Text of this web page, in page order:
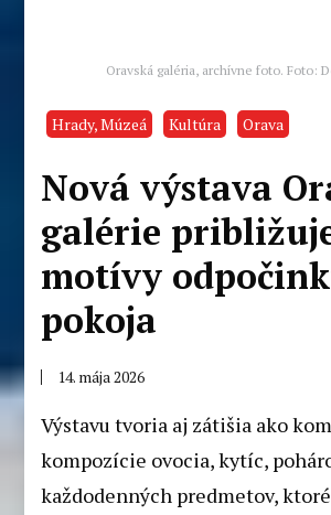
Oravská galéria, archívne foto. Foto:
Hrady, Múzeá Kultúra Orava
Nová výstava
galérie
motívy
pokoja
14. mája 2026
Výstavu tvoria aj zátišia ako
kompozície ovocia, kytíc,
každodenných predmetov,